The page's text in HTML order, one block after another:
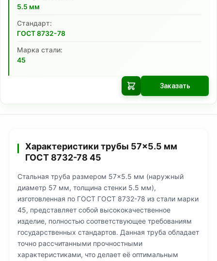
5.5 мм
Cтандарт:
ГОСТ 8732-78
Марка стали:
45
Заказать
Характеристики трубы 57×5.5 мм
ГОСТ 8732-78 45
Стальная труба размером 57×5.5 мм (наружный
диаметр 57 мм, толщина стенки 5.5 мм),
изготовленная по ГОСТ ГОСТ 8732-78 из стали марки
45, представляет собой высококачественное
изделие, полностью соответствующее требованиям
государственных стандартов. Данная труба обладает
точно рассчитанными прочностными
характеристиками, что делает её оптимальным